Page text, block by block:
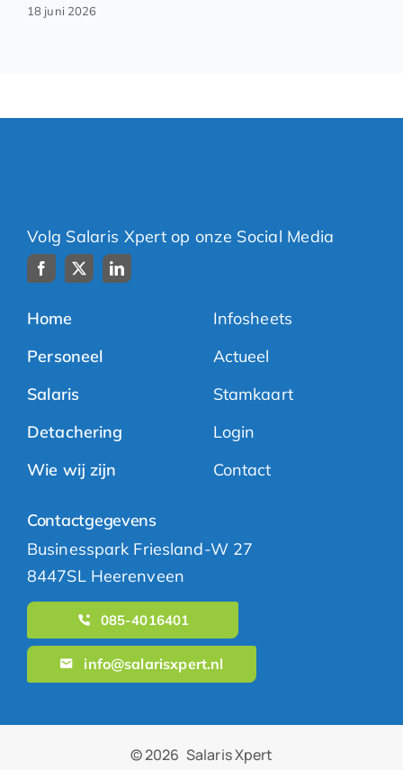
18 juni 2026
Volg Salaris Xpert op onze Social Media
Home
Personeel
Salaris
Detachering
Wie wij zijn
Infosheets
Actueel
Stamkaart
Login
Contact
Contactgegevens
Businesspark Friesland-W 27
8447SL Heerenveen
085-4016401
info@salarisxpert.nl
© 2026 Salaris Xpert